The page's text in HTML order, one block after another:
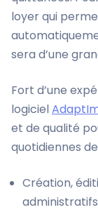
loyer qui
sera d’une
Fort d’une
logiciel
et de qualité
quotidiennes
Création,
administratifs